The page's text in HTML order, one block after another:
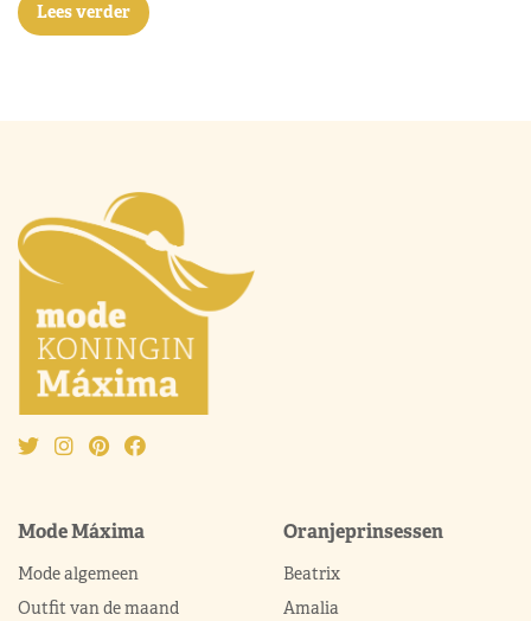
Lees verder
Mode Máxima
Mode algemeen
Outfit van de maand
Oranjeprinsessen
Beatrix
Amalia